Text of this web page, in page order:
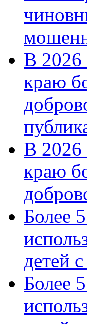
В 2026
краю
В 2026
краю
Более
детей
Более